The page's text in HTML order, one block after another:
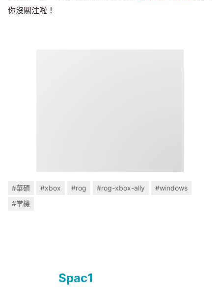
你沒關注啦！
#華碩 #xbox #rog #rog-xbox-ally
#windows
#掌機
Spac1